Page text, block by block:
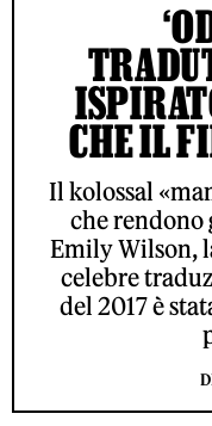
CHE IL
Il kolossal
che rendono
Emily Wilson,
celebre
del 2017 è